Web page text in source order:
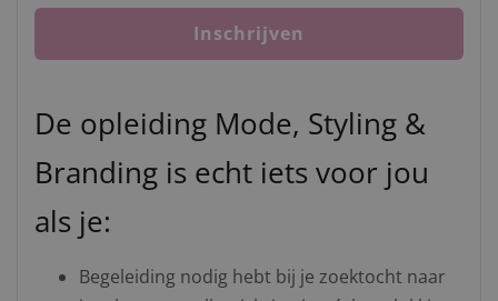
Inschrijven
De opleiding Mode, Styling &
Branding is echt iets voor jou
als je:
Begeleiding nodig hebt bij je zoektocht naar